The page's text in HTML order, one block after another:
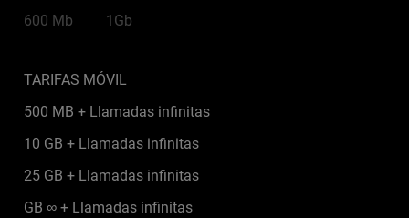
600 Mb
1Gb
TARIFAS MÓVIL
500 MB + Llamadas infinitas
10 GB + Llamadas infinitas
25 GB + Llamadas infinitas
GB ∞ + Llamadas infinitas